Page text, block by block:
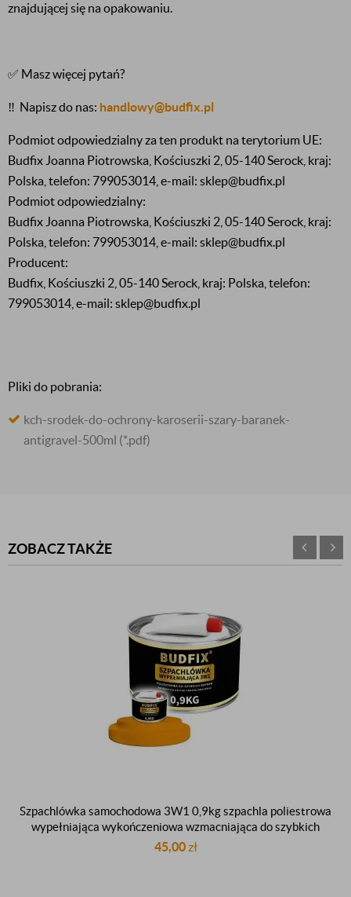
znajdującej się na opakowaniu.
✅ Masz więcej pytań?
‼️ Napisz do nas: handlowy@budfix.pl
Podmiot odpowiedzialny za ten produkt na terytorium UE:
Budfix Joanna Piotrowska, Kościuszki 2, 05-140 Serock, kraj:
Polska, telefon: 799053014, e-mail: sklep@budfix.pl
Podmiot odpowiedzialny:
Budfix Joanna Piotrowska, Kościuszki 2, 05-140 Serock, kraj:
Polska, telefon: 799053014, e-mail: sklep@budfix.pl
Producent:
Budfix, Kościuszki 2, 05-140 Serock, kraj: Polska, telefon:
799053014, e-mail: sklep@budfix.pl
Pliki do pobrania:
kch-srodek-do-ochrony-karoserii-szary-baranek-
antigravel-500ml (*.pdf)
ZOBACZ TAKŻE
Szpachlówka samochodowa 3W1 0,9kg szpachla poliestrowa
wypełniająca wykończeniowa wzmacniająca do szybkich
napraw Premium
45,00zł